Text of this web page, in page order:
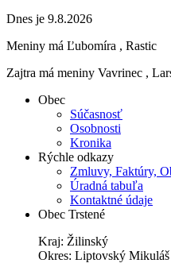
Dnes je 9.8.2026
Meniny má Ľubomíra , Rastic
Zajtra má meniny Vavrinec ,
Obec
Súčasnosť
Osobnosti
Kronika
Rýchle odkazy
Zmluvy, Faktúry,
Úradná tabuľa
Kontaktné údaje
Obec Trstené
Kraj: Žilinský
Okres: Liptovský Mikuláš